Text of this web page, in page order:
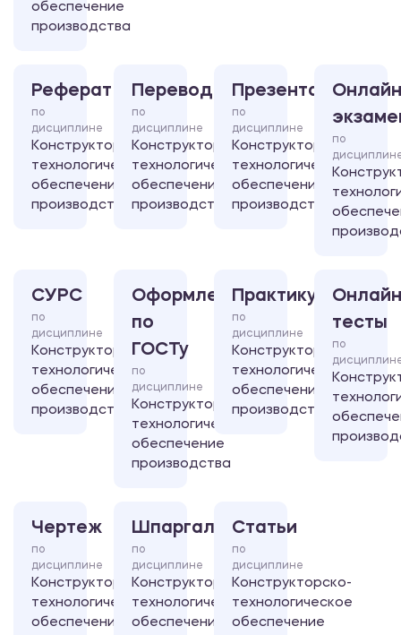
обеспечение
производства
Реферат
по
дисциплине
Конструкторско-
технологическое
обеспечение
производства
Перевод
по
дисциплине
Конструкторско-
технологическое
обеспечение
производства
Презентация
по
дисциплине
Конструкторско-
технологическое
обеспечение
производства
по
СУРС
по
дисциплине
Конструкторско-
технологическое
обеспечение
производства
Оформление
по
ГОСТу
по
дисциплине
Конструкторско-
технологическое
обеспечение
производства
Практикум
по
дисциплине
Конструкторско-
технологическое
обеспечение
производства
тесты
по
Чертеж
по
дисциплине
Конструкторско-
технологическое
обеспечение
Шпаргалка
по
дисциплине
Конструкторско-
технологическое
обеспечение
Статьи
по
дисциплине
Конструкторско-
технологическое
обеспечение